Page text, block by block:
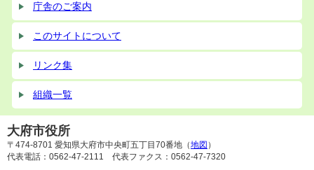
庁舎のご案内
このサイトについて
リンク集
組織一覧
大府市役所
〒474-8701 愛知県大府市中央町五丁目70番地（地図 ）
代表電話：0562-47-2111 代表ファクス：0562-47-7320